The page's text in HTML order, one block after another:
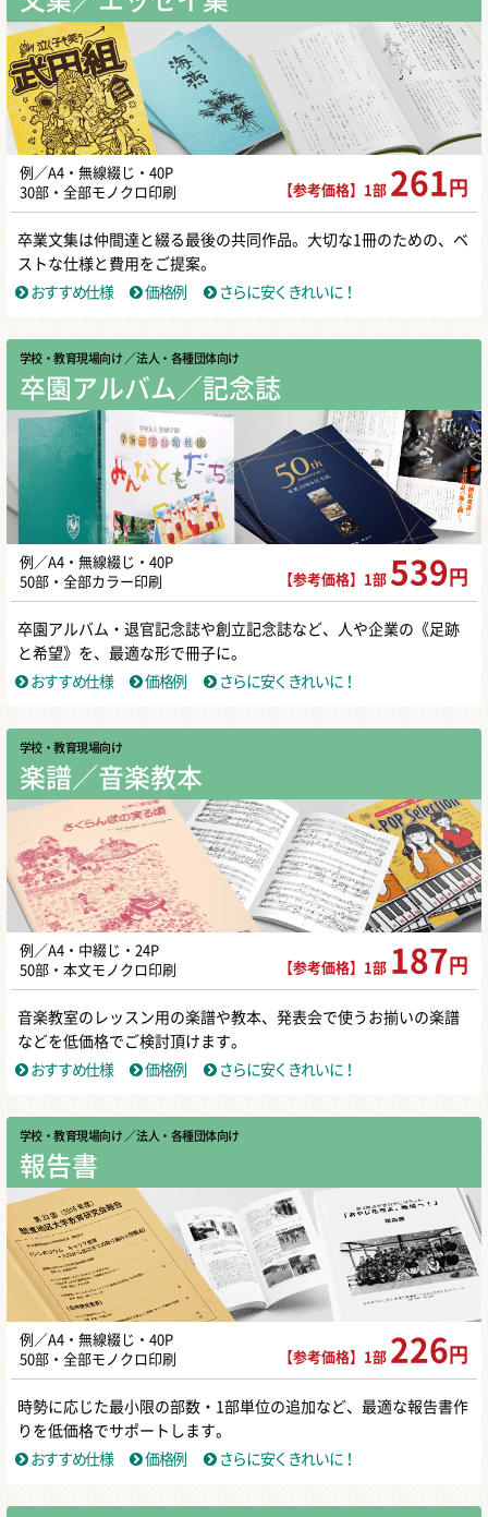
例／A4・無線綴じ・40P
30部・全部モノクロ印刷
【参考価格】1部 261 円
卒業文集は仲間達と綴る最後の共同作品。大切な1冊のための、ベ
ストな仕様と費用をご提案。
おすすめ仕様
価格例 さらに安くきれいに！
学校・教育現場向け ／ 法人・各種団体向け
卒園アルバム／記念誌
例／A4・無線綴じ・40P
50部・全部カラー印刷
【参考価格】1部 539 円
卒園アルバム・退官記念誌や創立記念誌など、人や企業の《足跡
と希望》を、最適な形で冊子に。
おすすめ仕様
価格例 さらに安くきれいに！
学校・教育現場向け
楽譜／音楽教本
例／A4・中綴じ・24P
50部・本文モノクロ印刷
【参考価格】1部 187 円
音楽教室のレッスン用の楽譜や教本、発表会で使うお揃いの楽譜
などを低価格でご検討頂けます。
おすすめ仕様
価格例 さらに安くきれいに！
学校・教育現場向け ／ 法人・各種団体向け
報告書
例／A4・無線綴じ・40P
50部・全部モノクロ印刷
【参考価格】1部 226 円
時勢に応じた最小限の部数・1部単位の追加など、最適な報告書作
りを低価格でサポートします。
おすすめ仕様
価格例 さらに安くきれいに！